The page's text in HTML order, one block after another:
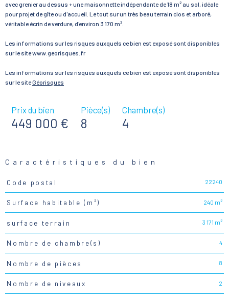
avec grenier au dessus + une maisonnette indépendante de 18 m² au sol, idéale
pour projet de gîte ou d'accueil. Le tout sur un très beau terrain clos et arboré,
véritable écrin de verdure, d'environ 3 170 m².
Les informations sur les risques auxquels ce bien est exposé sont disponibles
sur le site www.georisques.fr
Les informations sur les risques auxquels ce bien est exposé sont disponibles
sur le siteGéorisques
Prix du bien
449 000 €
Pièce(s)
8
Chambre(s)
4
Caractéristiques du bien
Caractéristiques
Code postal 22240
Surface habitable (m²) 240 m²
surface terrain 3 171 m²
Nombre de chambre(s) 4
Nombre de pièces 8
Nombre de niveaux 2